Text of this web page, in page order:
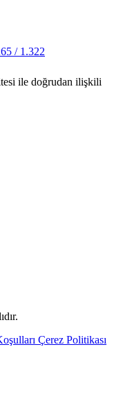
/ 1.322
ile doğrudan ilişkili
Çerez Politikası